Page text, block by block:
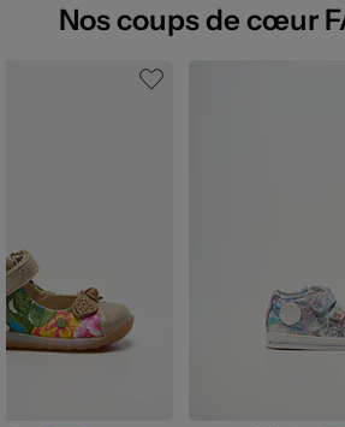
Nos coups de cœur